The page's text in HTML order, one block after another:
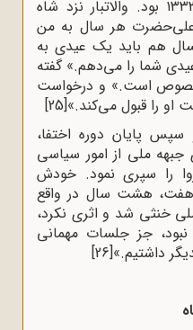
نزدیک ایام عید نوروز سال ۱۳۳۳ بود. والاتبار نزد شاه
هر سال به من
هم باید یک عیدی به
شما را می‌‌دهم.» گفته
است.» و درخواست
او را قبول می‌‌کند.»[25]
28 مرداد و سپس پایان دوره اختفا،
جبهه ملی از امور سیاسی
را سپری نمود. خودش
هفت، هشت سال در واقع
خنثی شد و اثری نکرد،
نبود، جز جلسات مهمانی
داشتیم.»[26]